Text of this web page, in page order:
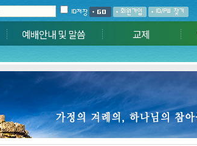
예배안내 및 말씀 교제